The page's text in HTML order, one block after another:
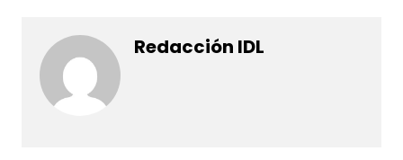
Redacción IDL